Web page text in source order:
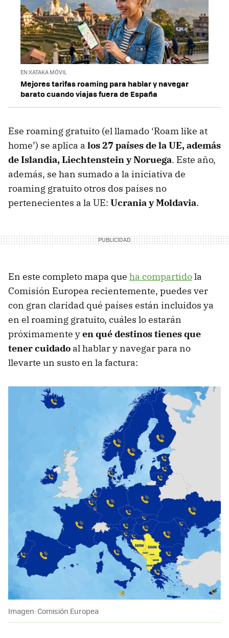
EN XATAKA MÓVIL
Mejores tarifas roaming para hablar y navegar
barato cuando viajas fuera de España
Ese roaming gratuito (el llamado ‘Roam like at
home’) se aplica a los 27 países de la UE, además
de Islandia, Liechtenstein y Noruega. Este año,
además, se han sumado a la iniciativa de
roaming gratuito otros dos países no
pertenecientes a la UE: Ucrania y Moldavia.
En este completo mapa que ha compartidola
Comisión Europea recientemente, puedes ver
con gran claridad qué países están incluidos ya
en el roaming gratuito, cuáles lo estarán
próximamente yen qué destinos tienes que
tener cuidado al hablar y navegar para no
llevarte un susto en la factura:
Imagen: Comisión Europea